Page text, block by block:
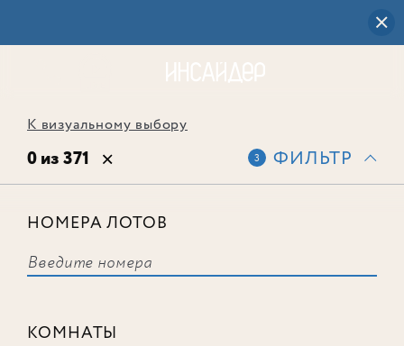
К визуальному выбору
0 из 371 3 ФИЛЬТР
НОМЕРА ЛОТОВ
КОМНАТЫ
соответствует ни одного лота